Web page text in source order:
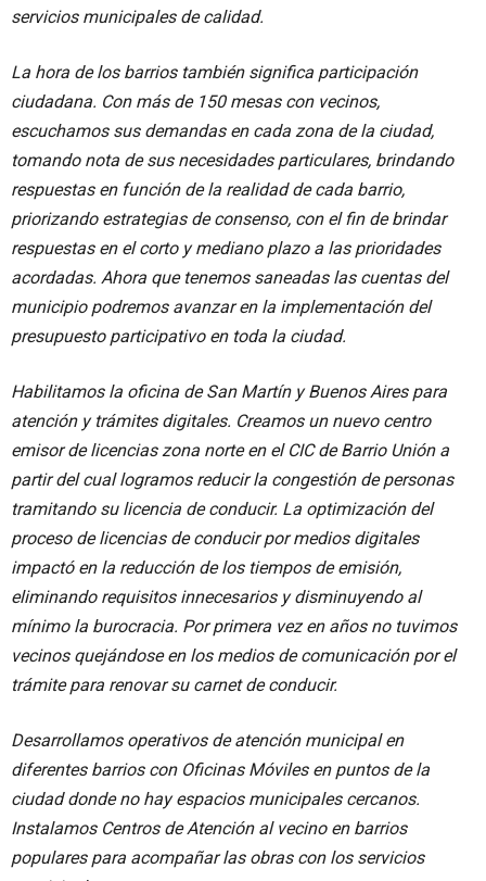
servicios municipales de calidad.
La hora de los barrios también significa participación
ciudadana. Con más de 150 mesas con vecinos,
escuchamos sus demandas en cada zona de la ciudad,
tomando nota de sus necesidades particulares, brindando
respuestas en función de la realidad de cada barrio,
priorizando estrategias de consenso, con el fin de brindar
respuestas en el corto y mediano plazo a las prioridades
acordadas. Ahora que tenemos saneadas las cuentas del
municipio podremos avanzar en la implementación del
presupuesto participativo en toda la ciudad.
Habilitamos la oficina de San Martín y Buenos Aires para
atención y trámites digitales. Creamos un nuevo centro
emisor de licencias zona norte en el CIC de Barrio Unión a
partir del cual logramos reducir la congestión de personas
tramitando su licencia de conducir. La optimización del
proceso de licencias de conducir por medios digitales
impactó en la reducción de los tiempos de emisión,
eliminando requisitos innecesarios y disminuyendo al
mínimo la burocracia. Por primera vez en años no tuvimos
vecinos quejándose en los medios de comunicación por el
trámite para renovar su carnet de conducir.
Desarrollamos operativos de atención municipal en
diferentes barrios con Oficinas Móviles en puntos de la
ciudad donde no hay espacios municipales cercanos.
Instalamos Centros de Atención al vecino en barrios
populares para acompañar las obras con los servicios